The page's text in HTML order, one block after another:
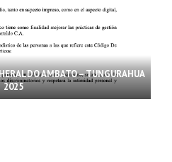
AMBATO – TUNGURAHUA
2025